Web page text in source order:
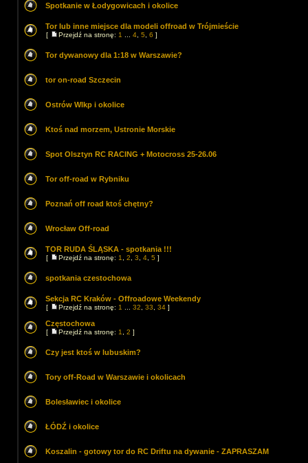
Spotkanie w Łodygowicach i okolice
Tor lub inne miejsce dla modeli offroad w Trójmieście
[ Przejdź na stronę: 1 4 5 6 ]
Tor dywanowy dla 1:18 w Warszawie?
tor on-road Szczecin
Ostrów Wlkp i okolice
Ktoś nad morzem, Ustronie Morskie
Spot Olsztyn RC RACING + Motocross 25-26.06
Tor off-road w Rybniku
Poznań off road ktoś chętny?
Wrocław Off-road
TOR RUDA ŚLĄSKA - spotkania !!!
[ Przejdź na stronę: 1 2 3 4 5 ]
spotkania czestochowa
Sekcja RC Kraków - Offroadowe Weekendy
[ Przejdź na stronę: 1 32 33 34 ]
Częstochowa
[ Przejdź na stronę: 1 2 ]
Czy jest ktoś w lubuskim?
Tory off-Road w Warszawie i okolicach
Bolesławiec i okolice
ŁÓDŹ i okolice
Koszalin - gotowy tor do RC Driftu na dywanie - ZAPRASZAM